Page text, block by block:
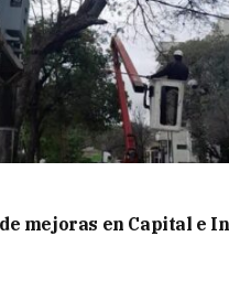
mejoras en Capital e